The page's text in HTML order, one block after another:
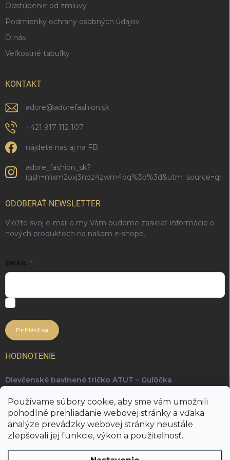
Používame súbory cookie, aby sme vám umožnili
pohodlné prehliadanie webovej stránky a vďaka
analýze prevádzky webovej stránky neustále
zlepšovali jej funkcie, výkon a použiteľnosť.
Odstúpenie od zmluvy
Podmienky ochrany osobných údajov
O nás
Veľkostné tabuľky
KONTAKT
adore@adorefashion.sk
+421 917 112 107
nájdete nas aj na FB
adore_fashion_sk?
igsh=mxm2oxj3ndz4zwm4oq%3d%3d&utm_source=qr
ODOBERAŤ NEWSLETTER
Vložte svoj e-mail a my Vám budeme zasielať informácie o
nových produktoch na našom e-shope.
EMAIL
Prihlásiť sa
HODNOTENIE
Dievčenské bavlnené tričko ATUT – Guľôčka
Najkrajšie a najpohodlnejšie tričko, ktoré je skvelé na
kombinovanie rôznych outfitov 👋